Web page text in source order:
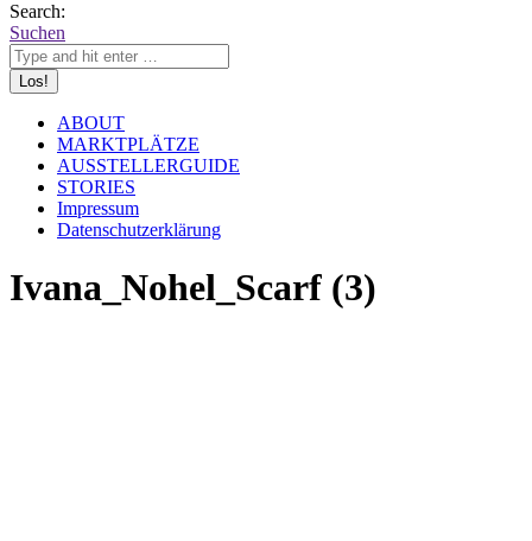
Search:
Suchen
ABOUT
MARKTPLÄTZE
AUSSTELLERGUIDE
STORIES
Impressum
Datenschutzerklärung
Ivana_Nohel_Scarf (3)